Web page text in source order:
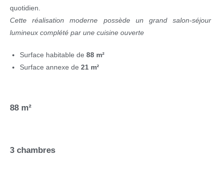
quotidien.
Cette réalisation moderne possède un grand salon-séjour
lumineux complété par une cuisine ouverte
Surface habitable de 88 m²
Surface annexe de 21 m²
88 m²
3 chambres